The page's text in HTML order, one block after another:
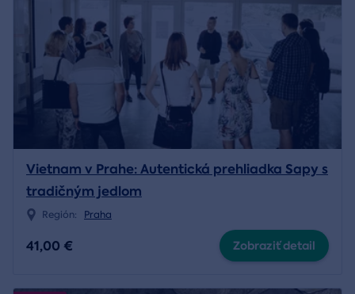
Vietnam v Prahe: Autentická prehliadka Sapy s
tradičným jedlom
Región: Praha
41,00 € Zobraziť detail